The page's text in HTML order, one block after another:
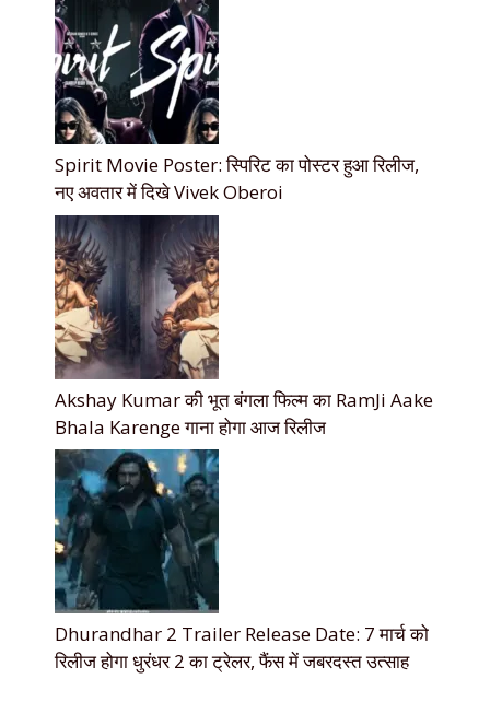
Spirit Movie Poster: स्पिरिट का पोस्टर हुआ रिलीज,
नए अवतार में दिखे Vivek Oberoi
Akshay Kumar की भूत बंगला फिल्म का RamJi Aake
Bhala Karenge गाना होगा आज रिलीज
Dhurandhar 2 Trailer Release Date: 7 मार्च को
रिलीज होगा धुरंधर 2 का ट्रेलर, फैंस में जबरदस्त उत्साह